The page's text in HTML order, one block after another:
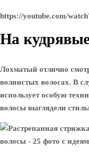
https://youtube.com/
На
Лохматый отлично
волнистых волосах. В
использует особую
волосы выглядели